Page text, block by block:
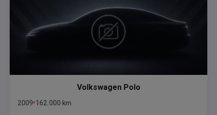
Volkswagen Polo
2009 162.000 km